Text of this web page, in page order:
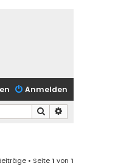
Anmelden
Suche
• Seite1 von 1